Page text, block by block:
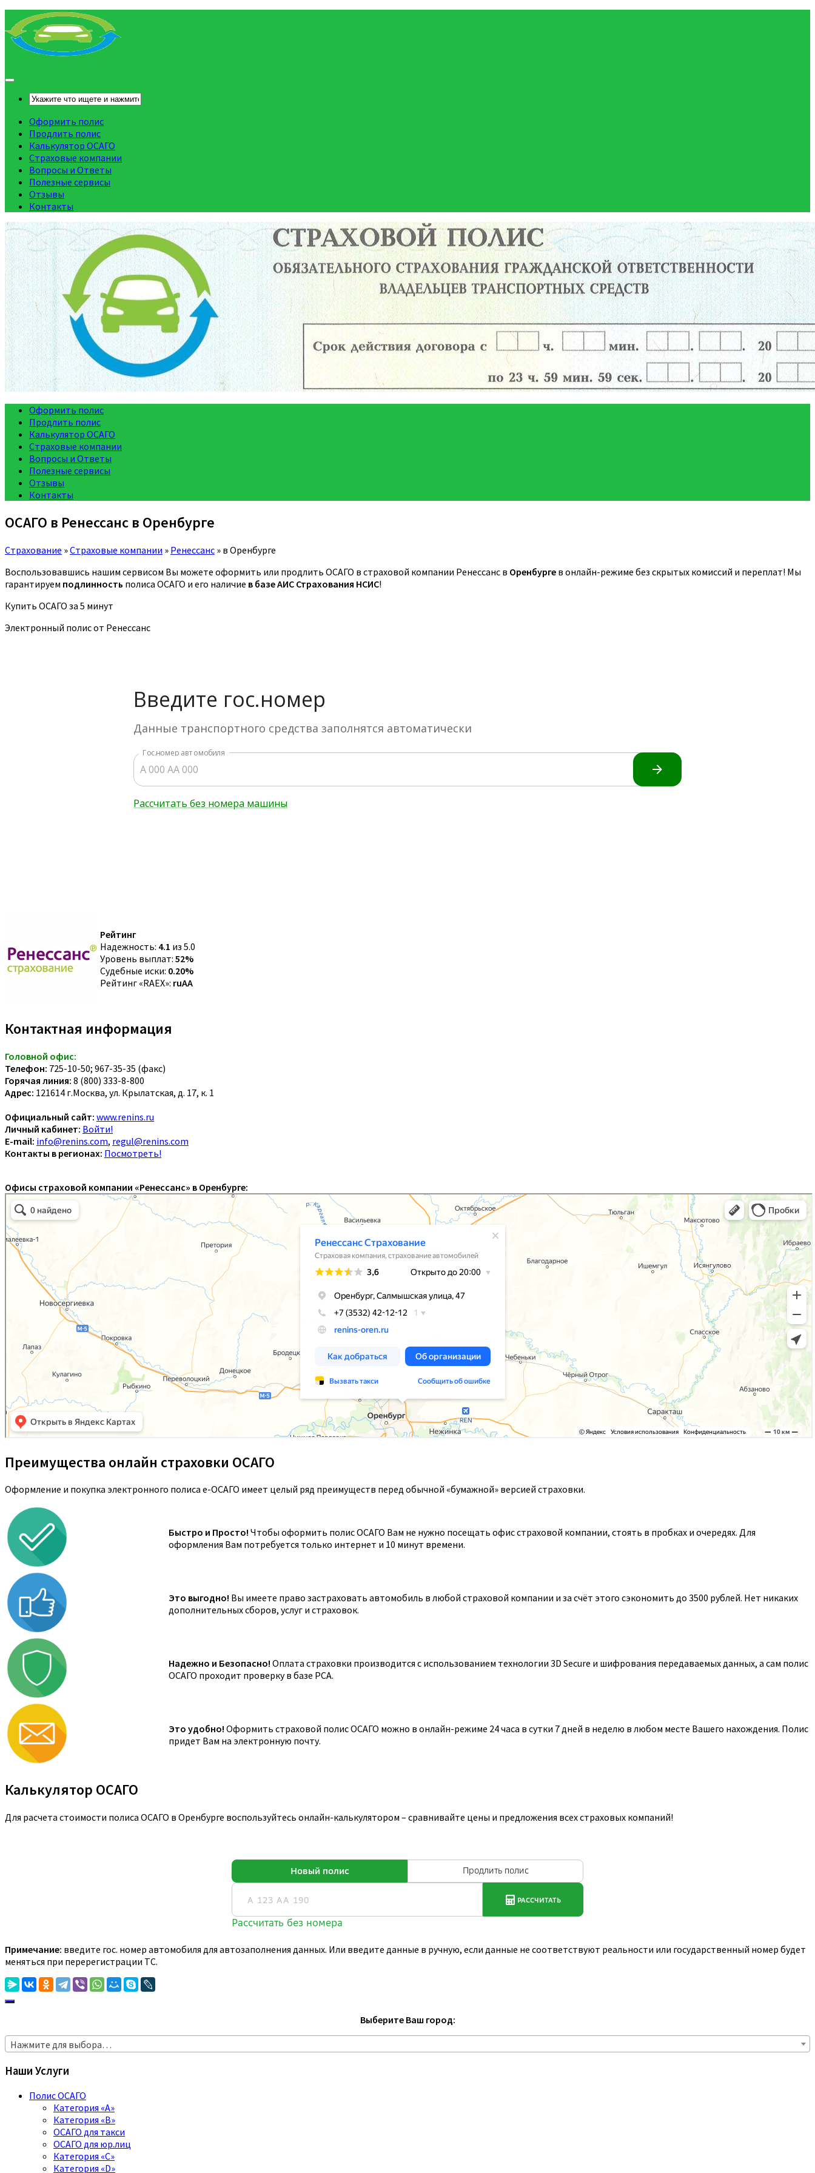
Оформить полис
Продлить полис
Калькулятор ОСАГО
Страховые компании
Вопросы и Ответы
Полезные сервисы
Отзывы
Контакты
Оформить полис
Продлить полис
Калькулятор ОСАГО
Страховые компании
Вопросы и Ответы
Полезные сервисы
Отзывы
Контакты
ОСАГО в Ренессанс в Оренбурге
Страхование »Страховые компании » Ренессанс » в Оренбурге
Воспользовавшись нашим сервисом Вы можете оформить или продлить ОСАГО в страховой компании Ренессанс в Оренбурге в онлайн-режиме без скрытых комиссий и переплат! Мы
гарантируем подлинность полиса ОСАГО и его наличие в базе АИС Страхования НСИС!
Купить ОСАГО за 5 минут
Электронный полис от Ренессанс
Рейтинг
Надежность: 4.1 из 5.0
Уровень выплат: 52%
Судебные иски: 0.20%
Рейтинг «RAEX»: ruAA
Контактная информация
Головной офис:
Телефон: 725-10-50; 967-35-35 (факс)
Горячая линия: 8 (800) 333-8-800
Адрес: 121614 г.Москва, ул. Крылатская, д. 17, к. 1
Официальный сайт: www.renins.ru
Личный кабинет: Войти!
E-mail: info@renins.com, regul@renins.com
Контакты в регионах: Посмотреть!
Офисы страховой компании «Ренессанс» в Оренбурге:
Преимущества онлайн страховки ОСАГО
Оформление и покупка электронного полиса е-ОСАГО имеет целый ряд преимуществ перед обычной «бумажной» версией страховки.
Быстро и Просто! Чтобы оформить полис ОСАГО Вам не нужно посещать офис страховой компании, стоять в пробках и очередях. Для
оформления Вам потребуется только интернет и 10 минут времени.
Это выгодно! Вы имеете право застраховать автомобиль в любой страховой компании и за счёт этого сэкономить до 3500 рублей. Нет никаких
дополнительных сборов, услуг и страховок.
Надежно и Безопасно! Оплата страховки производится с использованием технологии 3D Secure и шифрования передаваемых данных, а сам полис
ОСАГО проходит проверку в базе РСА.
Это удобно! Оформить страховой полис ОСАГО можно в онлайн-режиме 24 часа в сутки 7 дней в неделю в любом месте Вашего нахождения. Полис
придет Вам на электронную почту.
Калькулятор ОСАГО
Для расчета стоимости полиса ОСАГО в Оренбурге воспользуйтесь онлайн-калькулятором – сравнивайте цены и предложения всех страховых компаний!
Примечание: введите гос. номер автомобиля для автозаполнения данных. Или введите данные в ручную, если данные не соответствуют реальности или государственный номер будет
меняться при перерегистрации ТС.
Выберите Ваш город:
Нажмите для выбора…
Наши Услуги
Полис ОСАГО
Категория «A»
Категория «B»
ОСАГО для такси
ОСАГО для юр.лиц
Категория «C»
Категория «D»